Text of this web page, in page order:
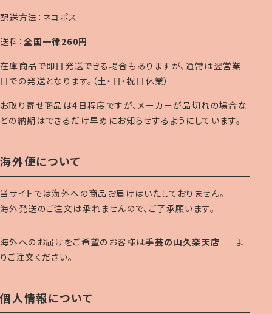
配送方法：ネコポス
送料：全国一律260円
在庫商品で即日発送できる場合もありますが、通常は翌営業
日での発送となります。（土・日・祝日休業）
お取り寄せ商品は4日程度ですが、メーカーが品切れの場合な
どの納期はできるだけ早めにお知らせするようにしています。
海外便について
当サイトでは海外への商品お届けはいたしておりません。
海外発送のご注文は承れませんので、ご了承願います。
海外へのお届けをご希望のお客様は手芸の山久楽天店
よ
りご注文ください。
個人情報について